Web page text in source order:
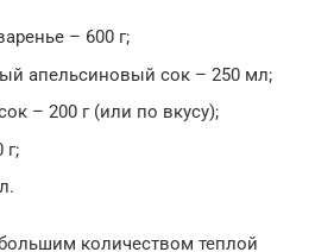
– 600 г;
апельсиновый сок – 250 мл;
– 200 г (или по вкусу);
г;
количеством теплой